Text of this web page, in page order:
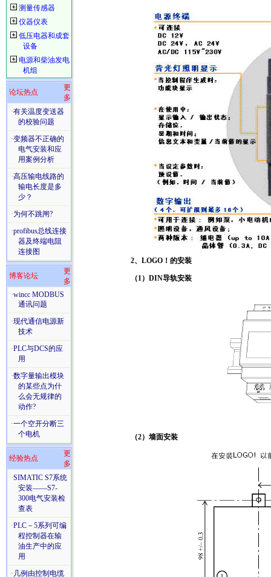
测量传感器
仪器仪表
低压电器和成套
设备
电源和柴油发电
机组
论坛热点
更
多
·有关温度变送器
的校验问题
·变频器不正确的
电气安装和应
用案例分析
·高压输电线路的
输电长度是多
少？
·为何不跳闸?
·profibus总线连接
器及终端电阻
连接图
博客论坛
更
多
·wincc MODBUS
通讯问题
·现代通信电源新
技术
·PLC与DCS的应
用
·数字量输出模块
的某些点为什
么会无规律的
动作?
·一个空开分断三
个电机
经验热点
更
多
·SIMATIC S7系统
安装——S7-
300电气安装检
查表
·PLC－5系列可编
程控制器在输
油生产中的应
用
· 几例由控制电缆
2、LOGO！的安装
（1）DIN导轨安装
（2）墙面安装